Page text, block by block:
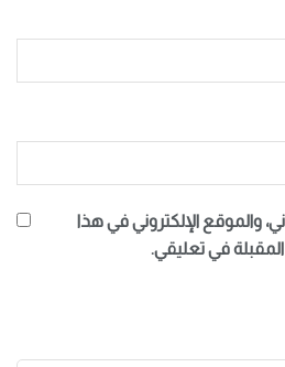
والموقع الإلكتروني في هذا
في تعليقي.